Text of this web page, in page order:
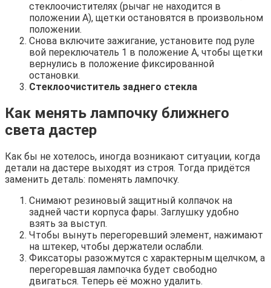
стеклоочистителях (рычаг не находится в
положении А), щетки остановятся в произвольном
положении.
Снова включите зажигание, установите под руле
вой переключатель 1 в положение А, чтобы щетки
вернулись в положение фиксированной
остановки.
Стеклоочиститель заднего стекла
Как менять лампочку ближнего
света дастер
Как бы не хотелось, иногда возникают ситуации, когда
детали на дастере выходят из строя. Тогда придётся
заменить деталь: поменять лампочку.
Снимают резиновый защитный колпачок на
задней части корпуса фары. Заглушку удобно
взять за выступ.
Чтобы вынуть перегоревший элемент, нажимают
на штекер, чтобы держатели ослабли.
Фиксаторы разожмутся с характерным щелчком, а
перегоревшая лампочка будет свободно
двигаться. Теперь её можно удалить.